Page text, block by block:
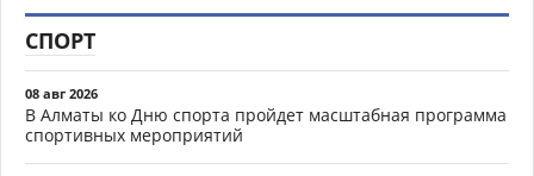
СПОРТ
08 авг 2026
В Алматы ко Дню спорта пройдет масштабная программа
спортивных мероприятий